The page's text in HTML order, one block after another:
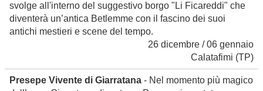
svolge all'interno del suggestivo borgo "Li Ficareddi" che
diventerà un’antica Betlemme con il fascino dei suoi
antichi mestieri e scene del tempo.
26 dicembre / 06 gennaio
Calatafimi (TP)
Presepe Vivente di Giarratana - Nel momento più magico